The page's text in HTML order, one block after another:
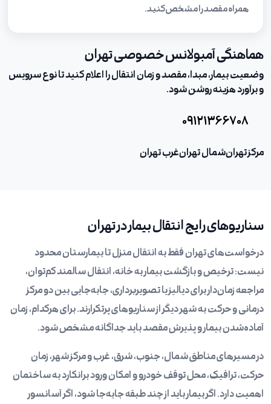
همراه مقصد را مشخص کنید.
هماهنگی آمبولانس خصوصی تهران
وضعیت بیمار، مبدا، مقصد و زمان انتقال را اعلام کنید تا نوع سرویس
و برآورد هزینه روشن شود.
۰۹۱۲۱۳۶۶۷۰۸
مرکز تهرانشمال تهرانغرب تهران
سناریوهای رایج انتقال بیمار در تهران
درخواست‌های تهران فقط به انتقال منزل تا بیمارستان محدود
نیست: ترخیص و بازگشت بیمار به خانه، انتقال سالمند کم‌توان،
مراجعه زمان‌دار برای دیالیز یا تصویربرداری، جابه‌جایی بین دو مرکز
درمانی و حرکت به شهر دیگر از سناریوهای پرتکرارند. برای هرکدام، زمان
آماده‌شدن بیمار و پذیرش مقصد باید جداگانه مشخص شود.
در مسیرهای مناطق شمال، جنوب، شرق، غرب و مرکز شهر، زمان
حرکت، ترافیک، محل توقف خودرو و امکان ورود برانکارد به ساختمان
اهمیت دارد. اگر بیمار باید از چند طبقه جابه‌جا شود، اگر آسانسور